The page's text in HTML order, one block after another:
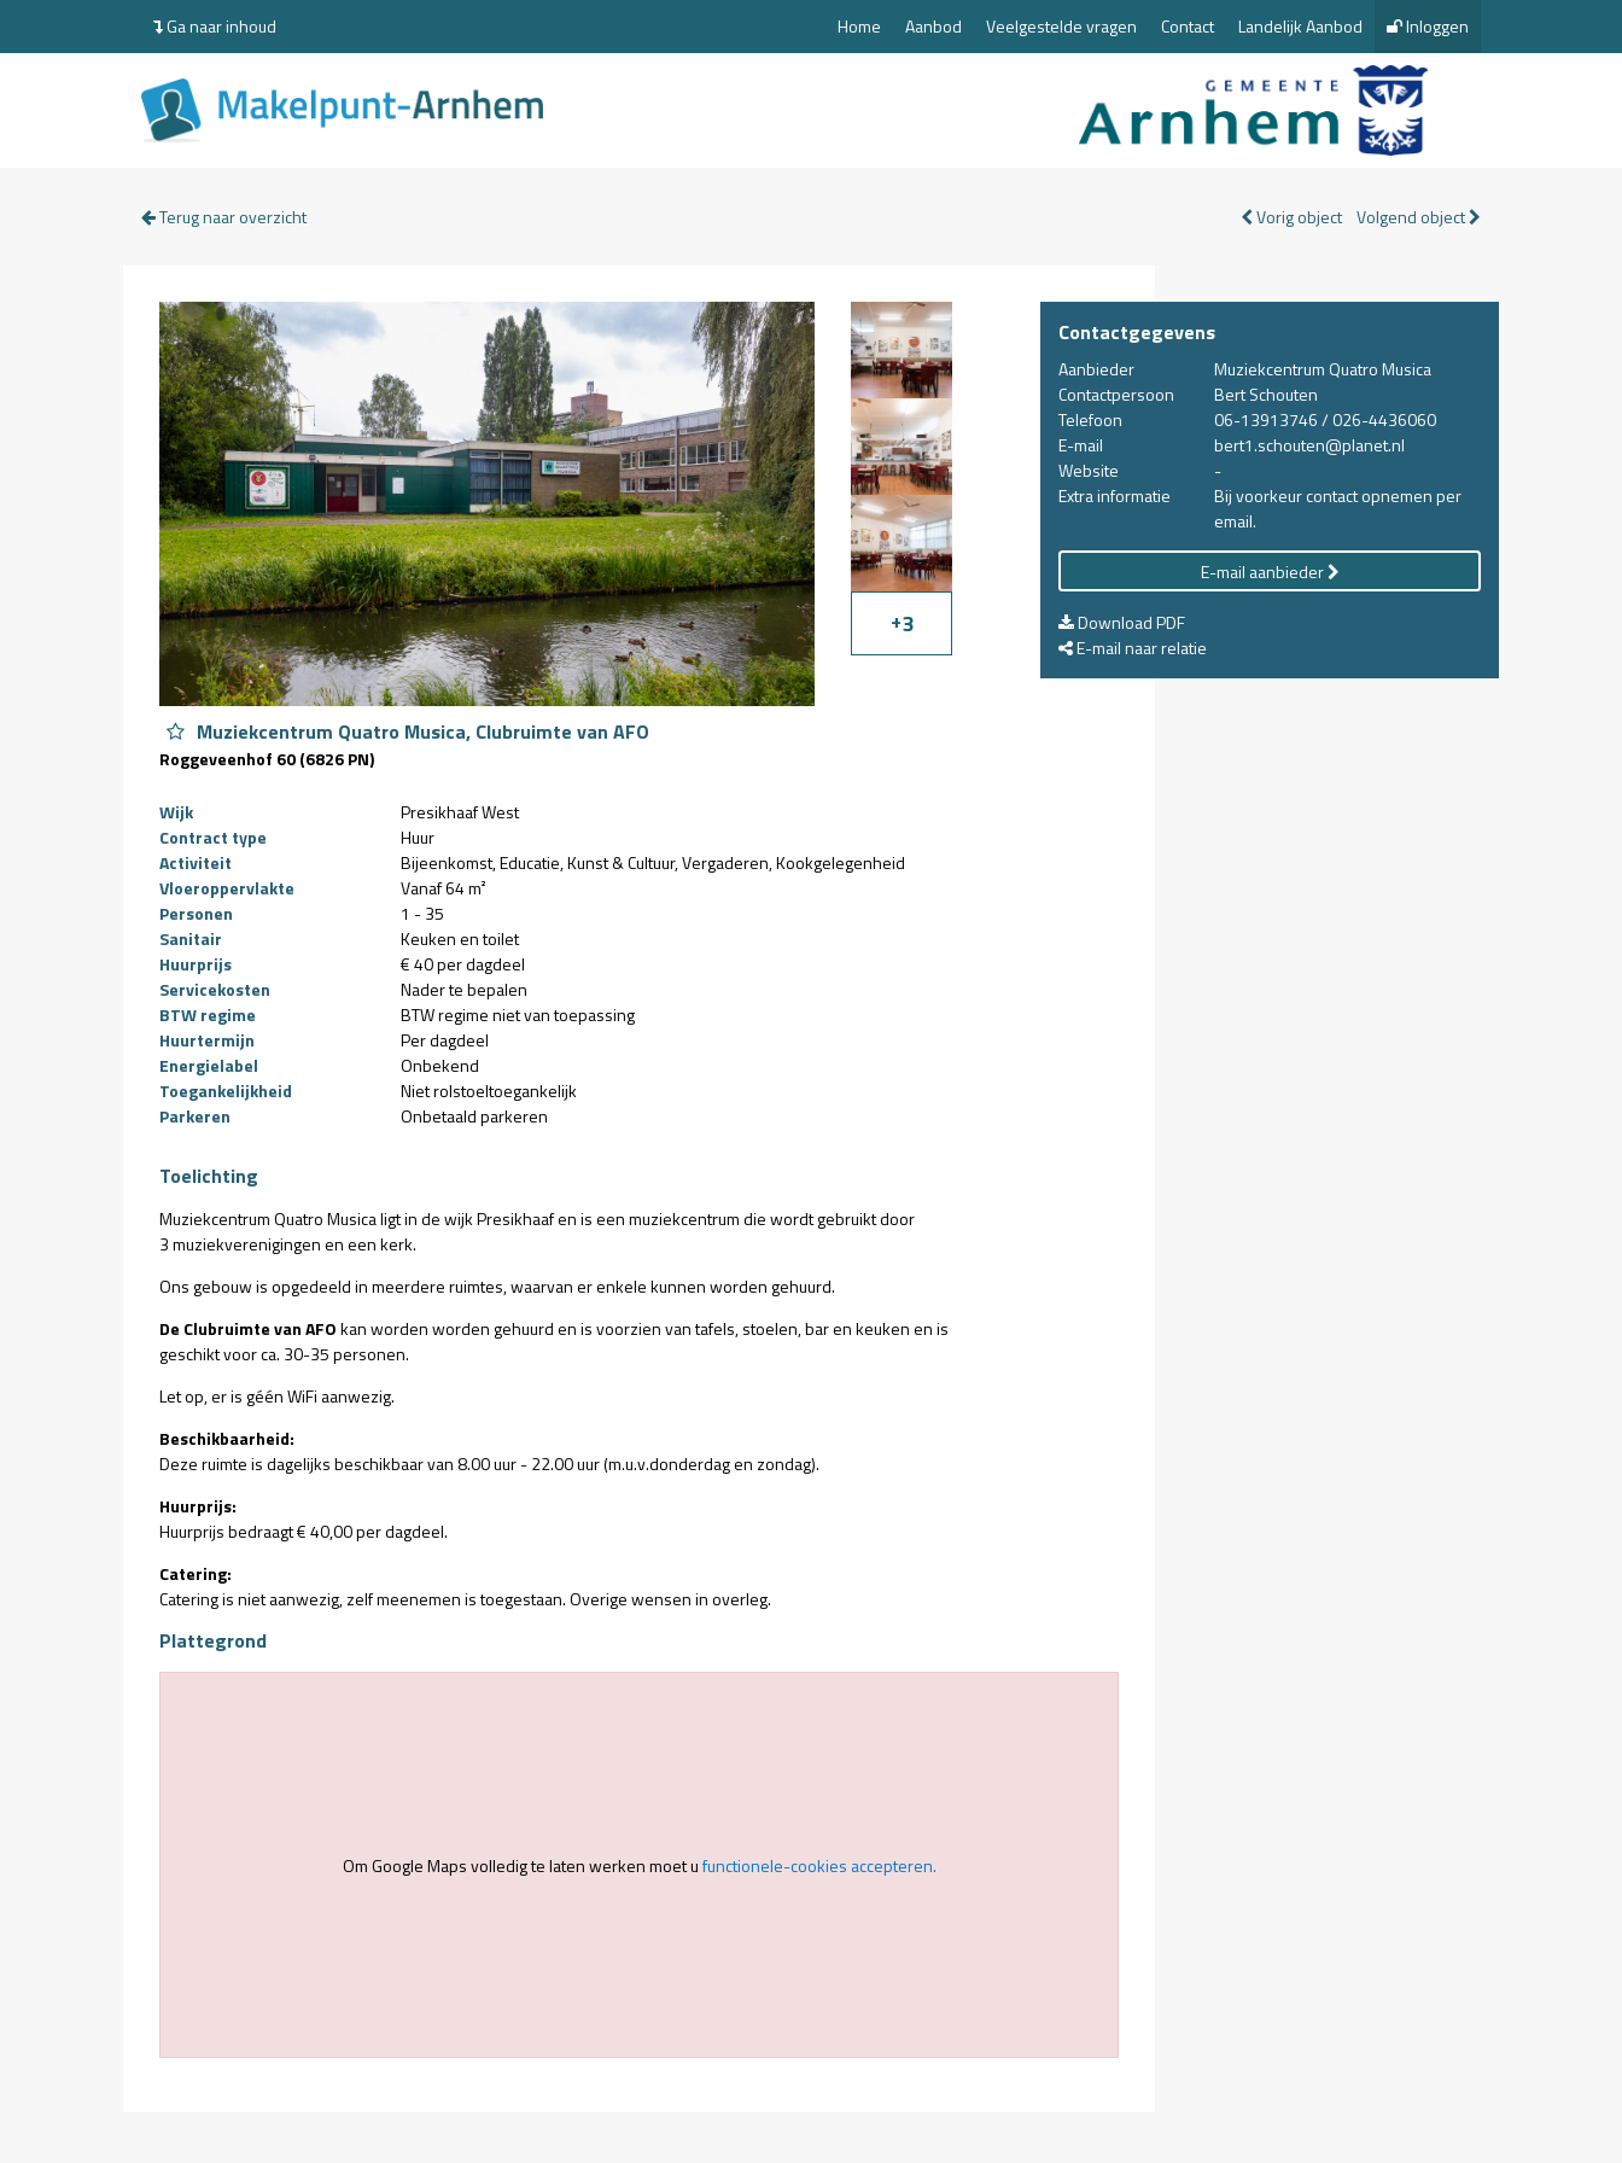
Ga naar inhoud Home Aanbod Veelgestelde vragen Contact Landelijk Aanbod Inloggen
Terug naar overzicht Vorig object Volgend object
+3
Muziekcentrum Quatro Musica, Clubruimte van AFO
Roggeveenhof 60 (6826 PN)
Wijk
Presikhaaf West
Contract type
Huur
Activiteit
Bijeenkomst Educatie Kunst & Cultuur Vergaderen Kookgelegenheid
Vloeroppervlakte
Vanaf 64 m²
Personen
1 - 35
Sanitair
Keuken en toilet
Huurprijs
€ 40 per dagdeel
Servicekosten
Nader te bepalen
BTW regime
BTW regime niet van toepassing
Huurtermijn
Per dagdeel
Energielabel
Onbekend
Toegankelijkheid
Niet rolstoeltoegankelijk
Parkeren
Onbetaald parkeren
Toelichting
Muziekcentrum Quatro Musica ligt in de wijk Presikhaaf en is een muziekcentrum die wordt gebruikt door
3 muziekverenigingen en een kerk.
Ons gebouw is opgedeeld in meerdere ruimtes, waarvan er enkele kunnen worden gehuurd.
De Clubruimte van AFOkan worden worden gehuurd en is voorzien van tafels, stoelen, bar en keuken en is
geschikt voor ca. 30-35 personen.
Let op, er is géén WiFi aanwezig.
Beschikbaarheid:
Deze ruimte is dagelijks beschikbaar van 8.00 uur - 22.00 uur (m.u.v.donderdag en zondag).
Huurprijs:
Huurprijs bedraagt € 40,00 per dagdeel.
Catering:
Catering is niet aanwezig, zelf meenemen is toegestaan. Overige wensen in overleg.
Plattegrond
Om Google Maps volledig te laten werken moet ufunctionele-cookies accepteren.
Contactgegevens
Aanbieder
Muziekcentrum Quatro Musica
Contactpersoon
Bert Schouten
Telefoon
06-13913746 / 026-4436060
E-mail
bert1.schouten@planet.nl
Website
-
Extra informatie
Bij voorkeur contact opnemen per
email.
E-mail aanbieder
Download PDF
E-mail naar relatie